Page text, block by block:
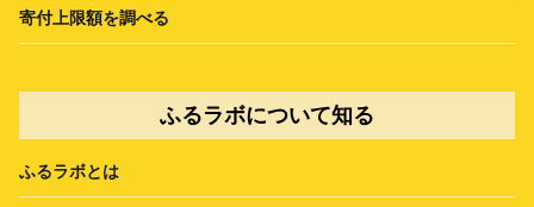
寄付上限額を調べる
ふるラボについて知る
ふるラボとは